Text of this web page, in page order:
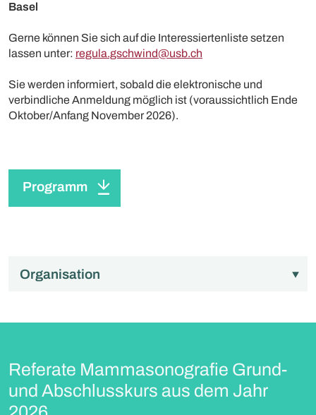
Basel
Gerne können Sie sich auf die Interessiertenliste setzen
lassen unter: regula.gschwind@usb.ch
Sie werden informiert, sobald die elektronische und
verbindliche Anmeldung möglich ist (voraussichtlich Ende
Oktober/Anfang November 2026).
Programm
Organisation
Referate Mammasonografie Grund-
und Abschlusskurs aus dem Jahr